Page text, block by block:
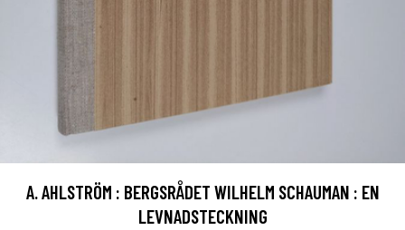
A. AHLSTRÖM : BERGSRÅDET WILHELM SCHAUMAN : EN
LEVNADSTECKNING